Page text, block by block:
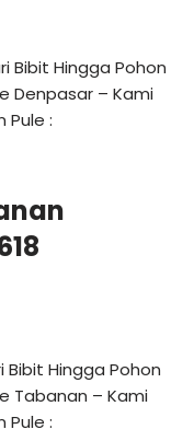
Bibit Hingga Pohon
Denpasar – Kami
Pule :
Bibit Hingga Pohon
Tabanan – Kami
Pule :